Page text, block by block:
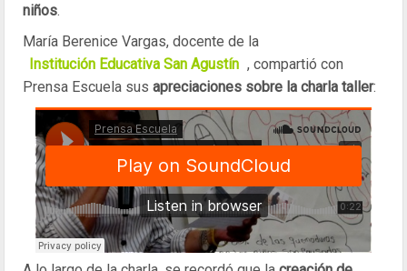
niños.
María Berenice Vargas, docente de la
Institución Educativa San Agustín , compartió con
Prensa Escuela sus apreciaciones sobre la charla taller: